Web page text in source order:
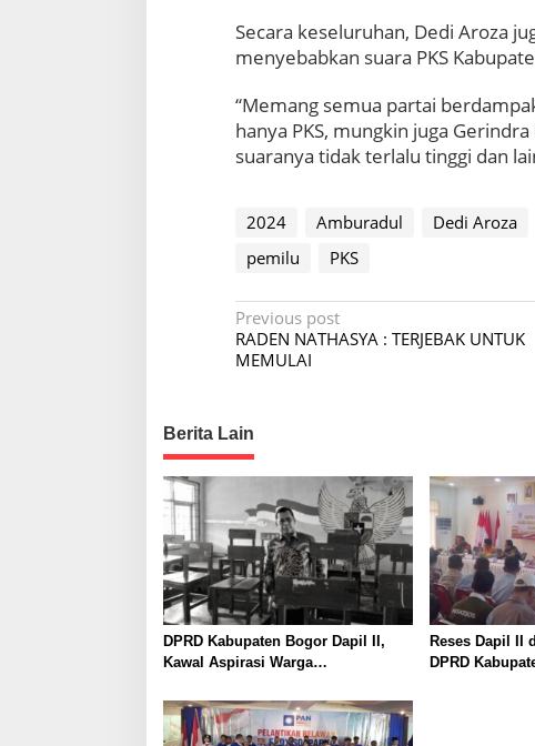
o
r
Secara keseluruhan, Dedi Aroza
menyebabkan suara PKS
“Memang semua partai
hanya PKS, mungkin juga
suaranya tidak terlalu tinggi dan
2024 Amburadul Dedi Aroza
pemilu
PKS
P
o
n
a
v
i
g
a
t
i
o
n
Previous post
RADEN NATHASYA : TERJEBAK UNTUK
MEMULAI
Berita Lain
DPRD Kabupaten Bogor Dapil II,
Kawal Aspirasi Warga
Reses Dapil II
DPRD